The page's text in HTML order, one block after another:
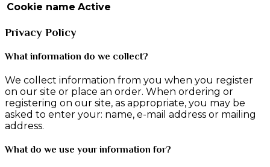
Cookie name Active
Privacy Policy
What information do we collect?
We collect information from you when you register
on our site or place an order. When ordering or
registering on our site, as appropriate, you may be
asked to enter your: name, e-mail address or mailing
address.
What do we use your information for?